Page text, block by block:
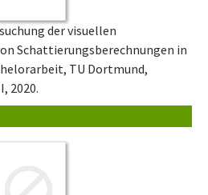
der visuellen
Schattierungsberechnungen in
TU Dortmund,
2020.